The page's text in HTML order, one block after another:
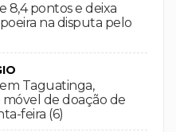
8,4 pontos e deixa
na disputa pelo
Taguatinga,
de doação de
feira (6)